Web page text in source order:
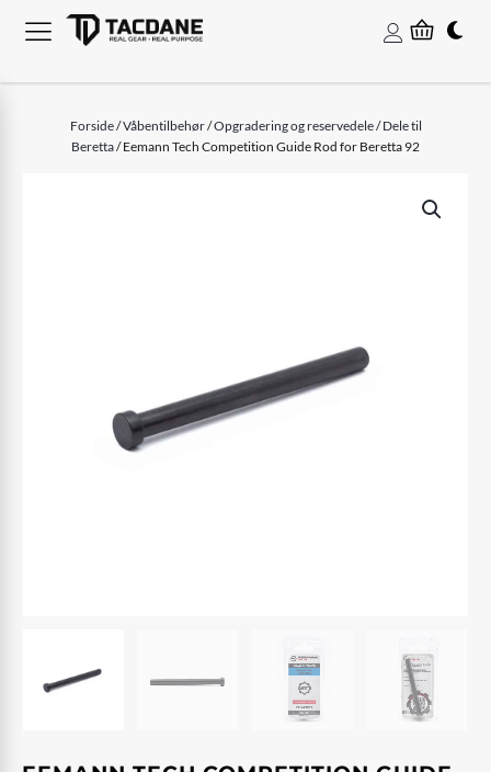
Forside/Våbentilbehør/Opgradering og reservedele/Dele til
Beretta/ Eemann Tech Competition Guide Rod for Beretta 92